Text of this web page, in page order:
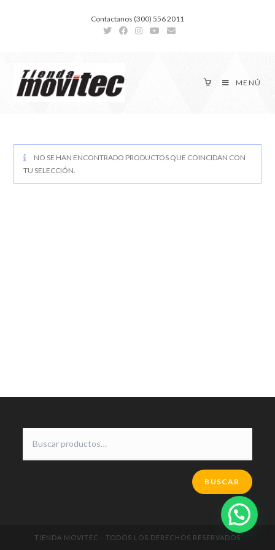
Contactanos (300) 556 2011
MENÚ
NO SE HAN ENCONTRADO PRODUCTOS QUE COINCIDAN CON
TU SELECCIÓN.
BUSCAR
TIENDA MOVITEC - TODOS LOS DERECHOS RESERVADOS